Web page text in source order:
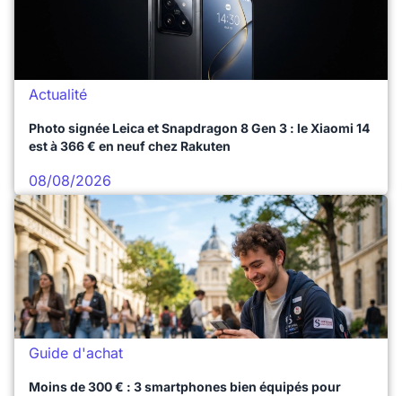
Actualité
Photo signée Leica et Snapdragon 8 Gen 3 : le Xiaomi 14
est à 366 € en neuf chez Rakuten
08/08/2026
Guide d'achat
Moins de 300 € : 3 smartphones bien équipés pour